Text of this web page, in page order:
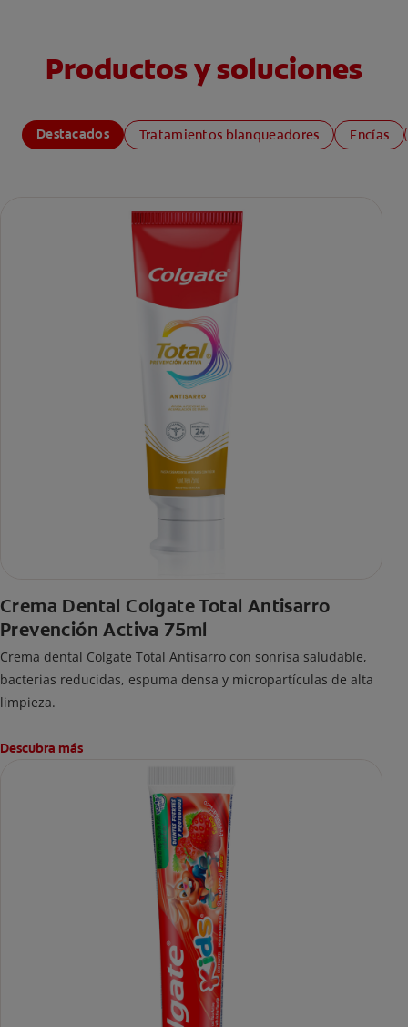
Productos y soluciones
Destacados Tratamientos blanqueadores Encías
Crema Dental Colgate Total Antisarro
Prevención Activa 75ml
Crema dental Colgate Total Antisarro con sonrisa saludable,
bacterias reducidas, espuma densa y micropartículas de alta
limpieza.
Descubra más